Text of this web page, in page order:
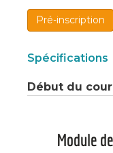
Pré-inscription
Spécifications
Début du
Module